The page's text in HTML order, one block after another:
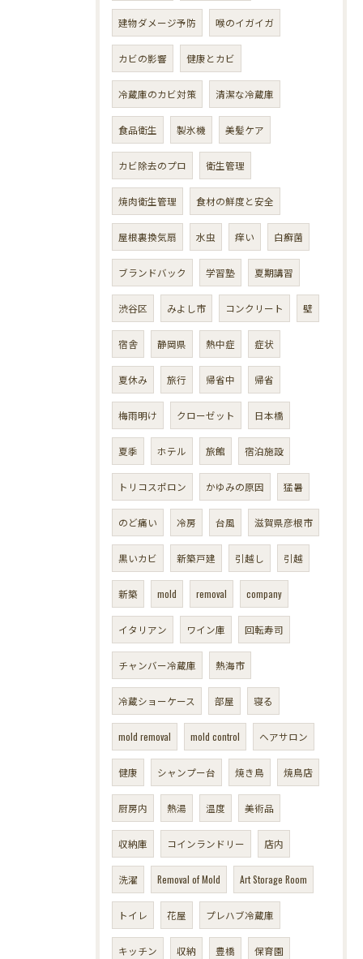
建物ダメージ予防 喉のイガイガ
カビの影響 健康とカビ
冷蔵庫のカビ対策 清潔な冷蔵庫
食品衛生 製氷機 美髪ケア
カビ除去のプロ 衛生管理
焼肉衛生管理 食材の鮮度と安全
屋根裏換気扇 水虫 痒い 白癬菌
ブランドバック 学習塾 夏期講習
渋谷区 みよし市 コンクリート 壁
宿舎 静岡県 熱中症 症状
夏休み 旅行 帰省中 帰省
梅雨明け クローゼット 日本橋
夏季 ホテル 旅館 宿泊施設
トリコスポロン かゆみの原因 猛暑
のど痛い 冷房 台風 滋賀県彦根市
黒いカビ 新築戸建 引越し 引越
新築 mold removal company
イタリアン ワイン庫 回転寿司
チャンバー冷蔵庫 熱海市
冷蔵ショーケース 部屋 寝る
mold removal mold control ヘアサロン
健康 シャンプー台 焼き鳥 焼鳥店
厨房内 熱湯 温度 美術品
収納庫 コインランドリー 店内
洗濯 Removal of Mold Art Storage Room
トイレ 花屋 プレハブ冷蔵庫
キッチン 収納 豊橋 保育園